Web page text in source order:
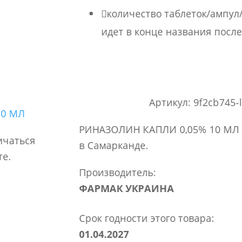
количество таблеток/
идет в конце названия
Артикул: 9f2cb745-l
РИНАЗОЛИН КАПЛИ 0,05% 10 МЛ
в Самарканде.
Производитель:
ФАРМАК УКРАИНА
Срок годности этого товара:
01.04.2027